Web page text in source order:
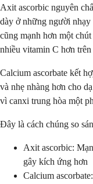
Axit ascorbic nguyên
dày ở những người
cũng mạnh hơn một
nhiều vitamin C hơn
Calcium ascorbate kết
và nhẹ nhàng hơn cho
vì canxi trung hòa một
Đây là cách chúng so
Axit ascorbic:
gây kích ứng hơn
Calcium